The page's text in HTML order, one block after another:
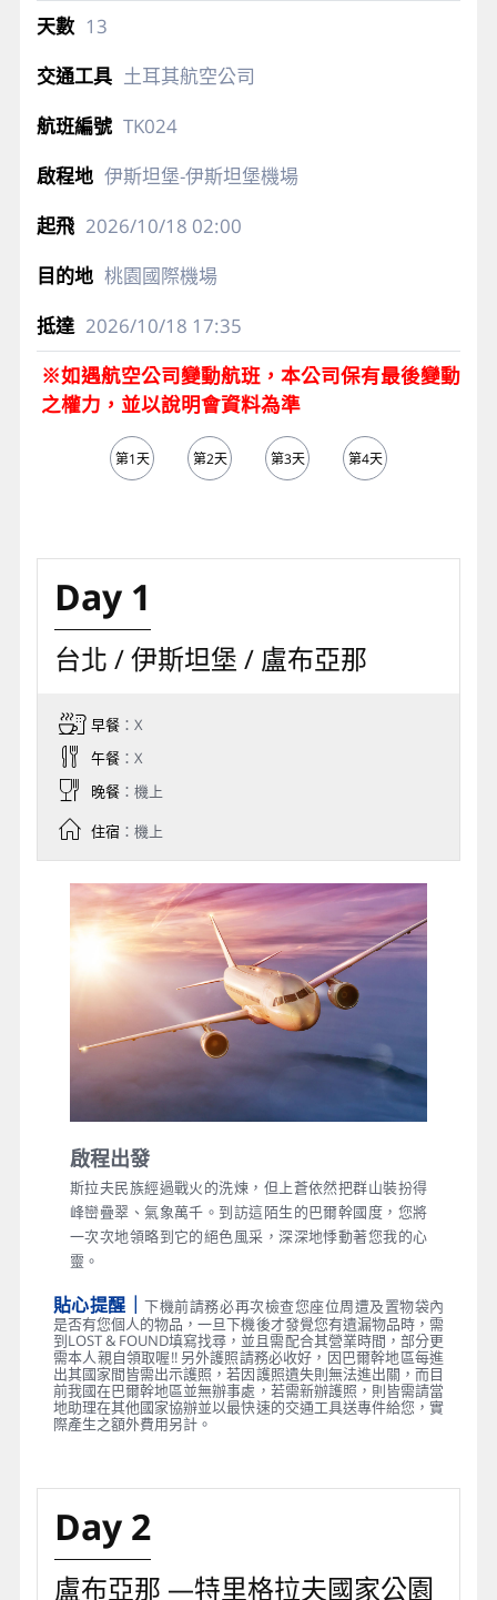
13
土耳其航空公司
TK024
伊斯坦堡-伊斯坦堡機場
2026/10/18 02:00
桃園國際機場
2026/10/18 17:35
※如遇航空公司變動航班，本公司保有最後變動
之權力，並以說明會資料為準
第1天 第2天 第3天 第4天
Day 1
台北 / 伊斯坦堡 / 盧布亞那
早餐：X
午餐：X
晚餐：機上
住宿：機上
啟程出發
斯拉夫民族經過戰火的洗煉，但上蒼依然把群山裝扮得
峰巒疊翠、氣象萬千。到訪這陌生的巴爾幹國度，您將
一次次地領略到它的絕色風采，深深地悸動著您我的心
靈。
貼心提醒｜下機前請務必再次檢查您座位周遭及置物袋內
是否有您個人的物品，一旦下機後才發覺您有遺漏物品時，需
到LOST & FOUND填寫找尋，並且需配合其營業時間，部分更
需本人親自領取喔!! 另外護照請務必收好，因巴爾幹地區每進
出其國家間皆需出示護照，若因護照遺失則無法進出關，而目
前我國在巴爾幹地區並無辦事處，若需新辦護照，則皆需請當
地助理在其他國家協辦並以最快速的交通工具送專件給您，實
際產生之額外費用另計。
Day 2
盧布亞那 —特里格拉夫國家公園